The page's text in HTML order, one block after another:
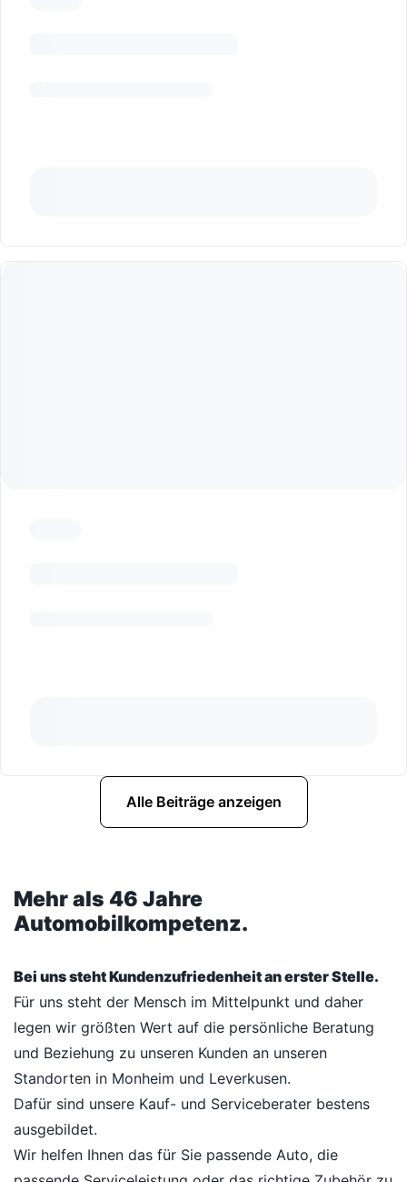
Alle Beiträge anzeigen
Mehr als 46 Jahre
Automobilkompetenz.
Bei uns steht Kundenzufriedenheit an erster Stelle.
Für uns steht der Mensch im Mittelpunkt und daher
legen wir größten Wert auf die persönliche Beratung
und Beziehung zu unseren Kunden an unseren
Standorten in Monheim und Leverkusen.
Dafür sind unsere Kauf- und Serviceberater bestens
ausgebildet.
Wir helfen Ihnen das für Sie passende Auto, die